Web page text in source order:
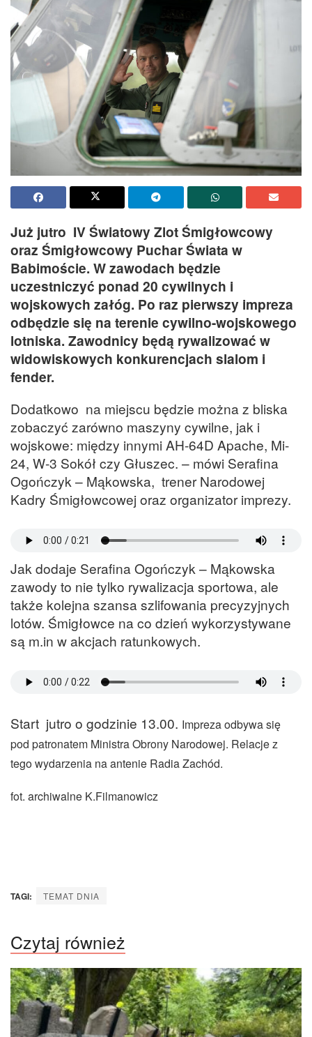
Już jutro IV Światowy Zlot Śmigłowcowy
oraz Śmigłowcowy Puchar Świata w
Babimoście. W zawodach będzie
uczestniczyć ponad 20 cywilnych i
wojskowych załóg. Po raz pierwszy impreza
odbędzie się na terenie cywilno-wojskowego
lotniska. Zawodnicy będą rywalizować w
widowiskowych konkurencjach slalom i
fender.
Dodatkowo na miejscu będzie można z bliska
zobaczyć zarówno maszyny cywilne, jak i
wojskowe: między innymi AH-64D Apache, Mi-
24, W-3 Sokół czy Głuszec. – mówi Serafina
Ogończyk – Mąkowska, trener Narodowej
Kadry Śmigłowcowej oraz organizator imprezy.
Jak dodaje Serafina Ogończyk – Mąkowska
zawody to nie tylko rywalizacja sportowa, ale
także kolejna szansa szlifowania precyzyjnych
lotów. Śmigłowce na co dzień wykorzystywane
są m.in w akcjach ratunkowych.
Start jutro o godzinie 13.00. Impreza odbywa się
pod patronatem Ministra Obrony Narodowej. Relacje z
tego wydarzenia na antenie Radia Zachód.
fot. archiwalne K.Filmanowicz
TAGI: TEMAT DNIA
Czytaj również